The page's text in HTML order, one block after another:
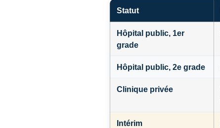
Statut
Hôpital public, 1er
grade
Hôpital public, 2e grade
Clinique privée
Intérim